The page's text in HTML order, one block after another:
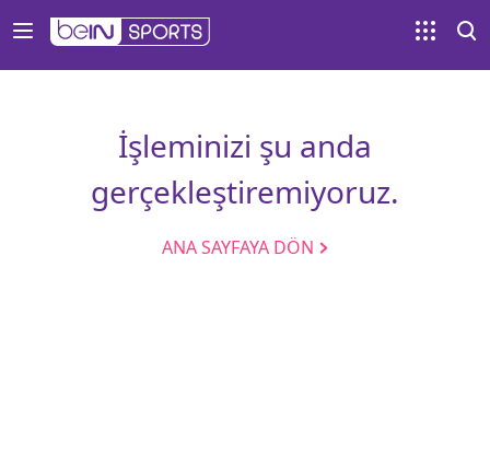
İşleminizi şu anda
gerçekleştiremiyoruz.
ANA SAYFAYA DÖN